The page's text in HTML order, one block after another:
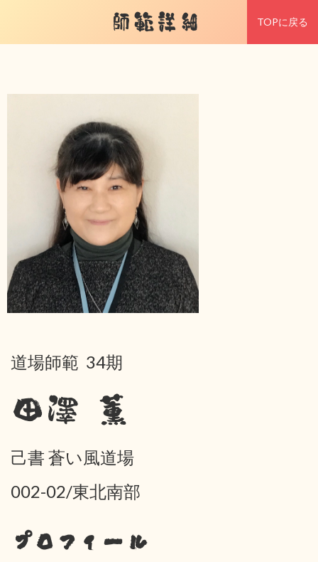
師範詳細 TOPに戻る
道場師範 34期
田澤 薫
己書 蒼い風道場
002-02/東北南部
プロフィール